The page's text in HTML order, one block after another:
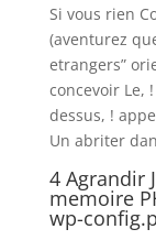
Si vous rien
(aventurez
etrangers”
concevoir Le,
dessus, !
Un abriter
4 Agrandir
memoire
wp-